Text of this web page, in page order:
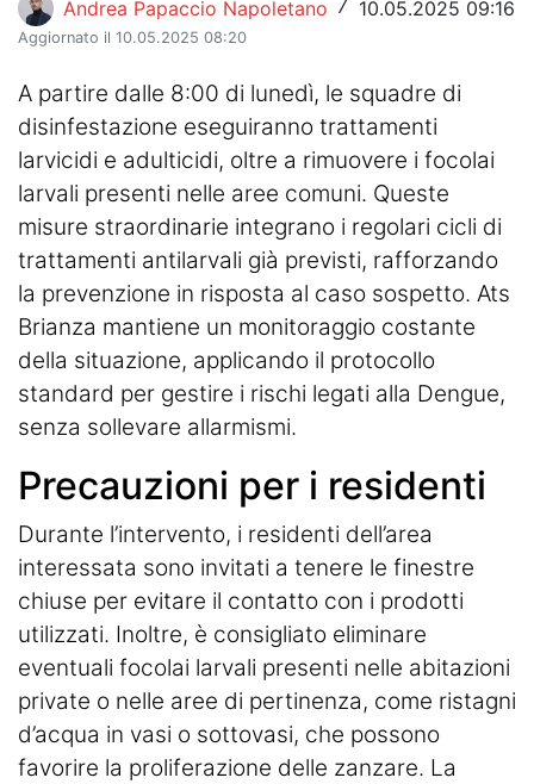
Eventi
Andrea Papaccio Napoletano / 10.05.2025 09:16
Aggiornato il 10.05.2025 08:20
A partire dalle 8:00 di lunedì, le squadre di
disinfestazione eseguiranno trattamenti
larvicidi e adulticidi, oltre a rimuovere i focolai
larvali presenti nelle aree comuni. Queste
misure straordinarie integrano i regolari cicli di
trattamenti antilarvali già previsti, rafforzando
la prevenzione in risposta al caso sospetto. Ats
Brianza mantiene un monitoraggio costante
della situazione, applicando il protocollo
standard per gestire i rischi legati alla Dengue,
senza sollevare allarmismi.
Precauzioni per i residenti
Durante l’intervento, i residenti dell’area
interessata sono invitati a tenere le finestre
chiuse per evitare il contatto con i prodotti
utilizzati. Inoltre, è consigliato eliminare
eventuali focolai larvali presenti nelle abitazioni
private o nelle aree di pertinenza, come ristagni
d’acqua in vasi o sottovasi, che possono
favorire la proliferazione delle zanzare. La